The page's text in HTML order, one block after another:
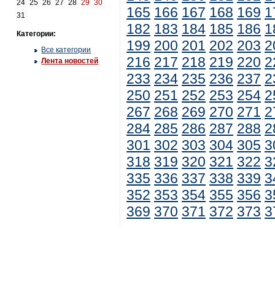
24 25 26 27 28 29 30
31
Категории:
Все категории
Лента новостей
165 166 167 168 169
182 183 184 185 186
199 200 201 202 203
216 217 218 219 220
233 234 235 236 237
250 251 252 253 254
267 268 269 270 271
284 285 286 287 288
301 302 303 304 305
318 319 320 321 322
335 336 337 338 339
352 353 354 355 356
369 370 371 372 373